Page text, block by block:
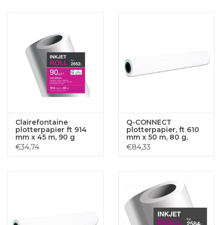
Clairefontaine
plotterpapier ft 914
mm x 45 m, 90 g
€34,74
Q-CONNECT
plotterpapier, ft 610
mm x 50 m, 80 g,
doos van 6 stuks
€84,33